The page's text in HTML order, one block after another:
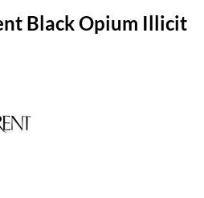
Black Opium Illicit